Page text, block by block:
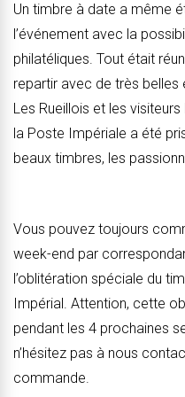
Un timbre à date a même
l’événement avec la
philatéliques. Tout était
repartir avec de très belles
Les Rueillois et les
la Poste Impériale a été
beaux timbres, les
Vous pouvez toujours
week-end par
l’oblitération spéciale du
Impérial. Attention, cette
pendant les 4 prochaines
n’hésitez pas à nous
commande.